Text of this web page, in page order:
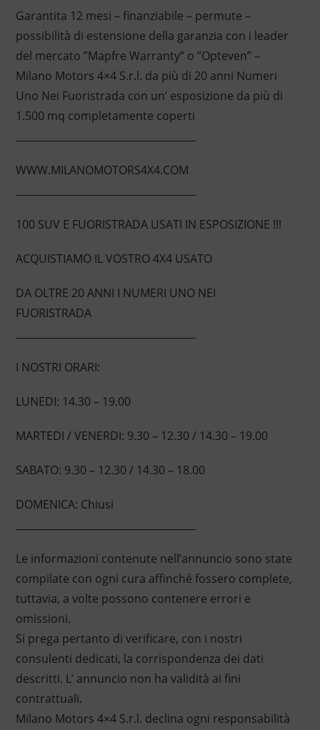
Garantita 12 mesi – finanziabile – permute –
possibilità di estensione della garanzia con i leader
del mercato ”Mapfre Warranty” o ”Opteven” –
Milano Motors 4×4 S.r.l. da più di 20 anni Numeri
Uno Nei Fuoristrada con un’ esposizione da più di
1.500 mq completamente coperti
WWW.MILANOMOTORS4X4.COM
100 SUV E FUORISTRADA USATI IN ESPOSIZIONE !!!
ACQUISTIAMO IL VOSTRO 4X4 USATO
DA OLTRE 20 ANNI I NUMERI UNO NEI
FUORISTRADA
I NOSTRI ORARI:
LUNEDI: 14.30 – 19.00
MARTEDI / VENERDI: 9.30 – 12.30 / 14.30 – 19.00
SABATO: 9.30 – 12.30 / 14.30 – 18.00
DOMENICA: Chiusi
Le informazioni contenute nell’annuncio sono state
compilate con ogni cura affinché fossero complete,
tuttavia, a volte possono contenere errori e
omissioni.
Si prega pertanto di verificare, con i nostri
consulenti dedicati, la corrispondenza dei dati
descritti. L’ annuncio non ha validità ai fini
contrattuali.
Milano Motors 4×4 S.r.l. declina ogni responsabilità